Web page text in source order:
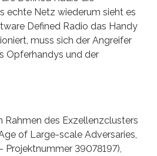
echte Netz wiederum sieht es
Defined Radio das Handy
muss sich der Angreifer
Opferhandys und der
Rahmen des Exzellenzclusters
of Large-scale Adversaries,
Projektnummer 39078197),